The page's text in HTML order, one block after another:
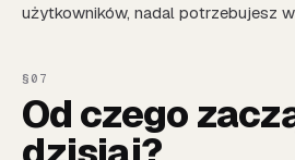
użytkowników, nadal potrzebujesz
Od czego